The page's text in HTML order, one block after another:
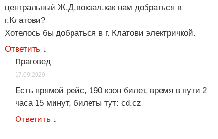
центральный Ж.Д.вокзал.как нам добраться в
г.Клатови?
Хотелось бы добраться в г. Клатови электричкой.
Ответить ↓
Праговед
17.09.2020
Есть прямой рейс, 190 крон билет, время в пути 2
часа 15 минут, билеты тут: cd.cz
Ответить ↓